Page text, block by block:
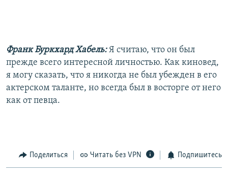
Франк Буркхард Хабель: Я считаю, что он был
прежде всего интересной личностью. Как киновед,
я могу сказать, что я никогда не был убежден в его
актерском таланте, но всегда был в восторге от него
как от певца.
Поделиться Читать без VPN Подпишитесь